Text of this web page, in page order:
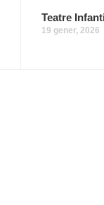
Teatre
19 gener, 2026